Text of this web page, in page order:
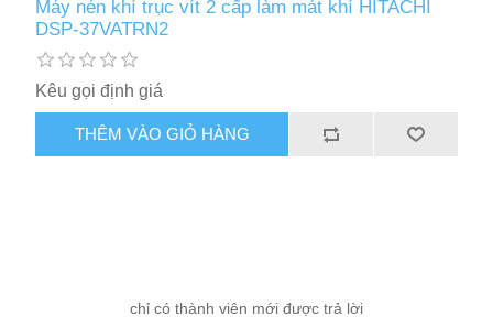
Máy nén khí trục vít 2 cấp làm mát khí HITACHI
DSP-37VATRN2
Kêu gọi định giá
THÊM VÀO GIỎ HÀNG
chỉ có thành viên mới được trả lời